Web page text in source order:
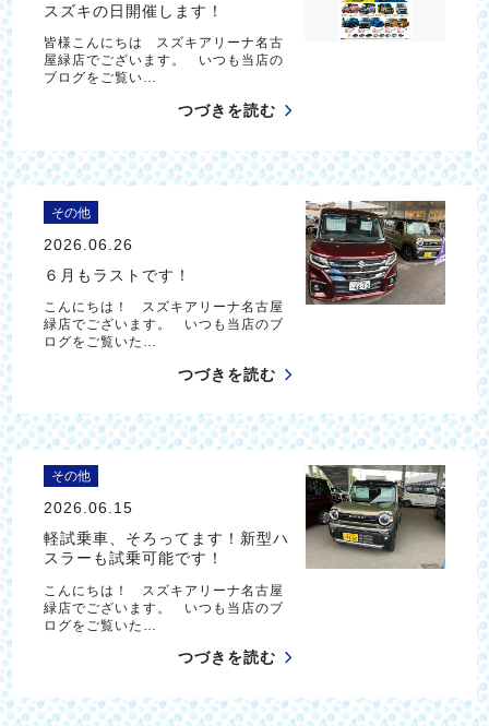
スズキの日開催します！
皆様こんにちは スズキアリーナ名古
屋緑店でございます。 いつも当店の
ブログをご覧い…
つづきを読む
その他
2026.06.26
６月もラストです！
こんにちは！ スズキアリーナ名古屋
緑店でございます。 いつも当店のブ
ログをご覧いた…
つづきを読む
その他
2026.06.15
軽試乗車、そろってます！新型ハ
スラーも試乗可能です！
こんにちは！ スズキアリーナ名古屋
緑店でございます。 いつも当店のブ
ログをご覧いた…
つづきを読む